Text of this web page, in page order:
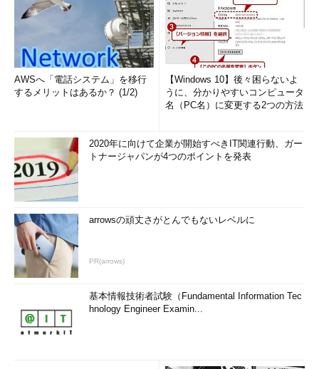
AWSへ「電話システム」を移行
するメリットはあるか？ (1/2)
【Windows 10】後々困らないよ
うに、分かりやすいコンピュータ
名（PC名）に変更する2つの方法
2020年に向けて企業が開始すべきIT関連行動、ガー
トナージャパンが4つのポイントを発表
arrowsの頑丈さがとんでもないレベルに
PR(arrows)
基本情報技術者試験（Fundamental Information Tec
hnology Engineer Examin...